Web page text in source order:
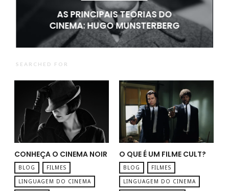
AS PRINCIPAIS TEORIAS DO
CINEMA: HUGO MUNSTERBERG
SEARCHED FOR
CONHEÇA O CINEMA NOIR
BLOG
FILMES
LINGUAGEM DO CINEMA
O QUE É UM FILME CULT?
BLOG
FILMES
LINGUAGEM DO CINEMA